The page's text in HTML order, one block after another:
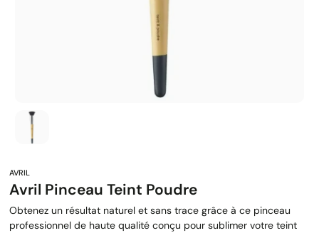
Avril Pinceau Teint Poudre
Obtenez un résultat naturel et sans trace grâce à ce pinceau
professionnel de haute qualité conçu pour sublimer votre teint